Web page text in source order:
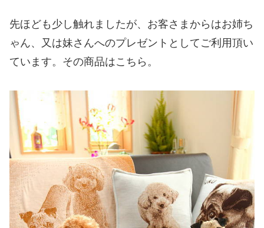
先ほども少し触れましたが、お客さまからはお姉ち
ゃん、又は妹さんへのプレゼントとしてご利用頂い
ています。その商品はこちら。